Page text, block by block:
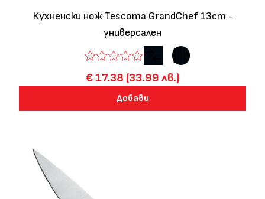
Кухненски нож Tescoma GrandChef 13cm -
универсален
€ 17.38 (33.99 лв.)
Добави